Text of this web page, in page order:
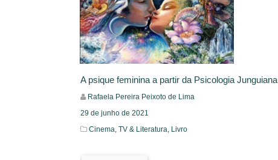
A psique feminina a partir da Psicologia Junguiana
Rafaela Pereira Peixoto de Lima
29 de junho de 2021
Cinema, TV & Literatura, Livro